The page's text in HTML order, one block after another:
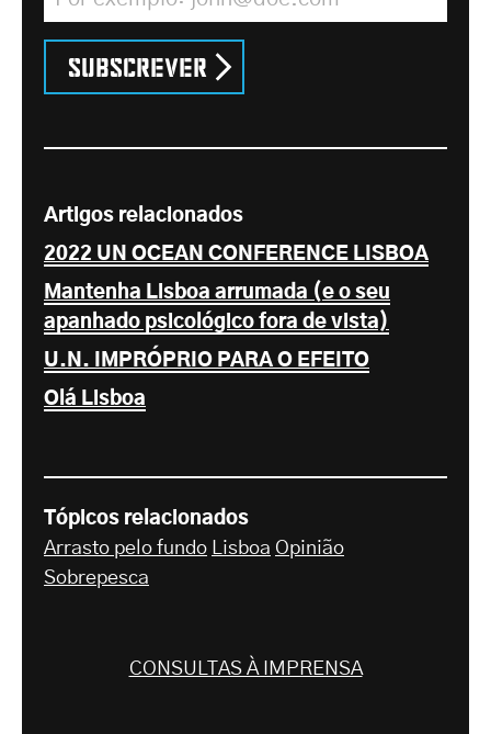
Subscrever
Artigos relacionados
2022 UN OCEAN CONFERENCE LISBOA
Mantenha Lisboa arrumada (e o seu
apanhado psicológico fora de vista)
U.N. IMPRÓPRIO PARA O EFEITO
Olá Lisboa
Tópicos relacionados
Arrasto pelo fundo Lisboa Opinião
Sobrepesca
CONSULTAS À IMPRENSA